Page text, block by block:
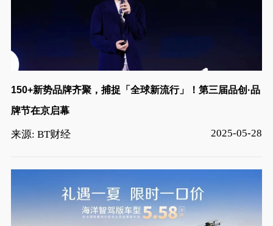
150+新势品牌齐聚，捕捉「全球新流行」！第三届品创·品
牌节在京启幕
来源: BT财经 2025-05-28